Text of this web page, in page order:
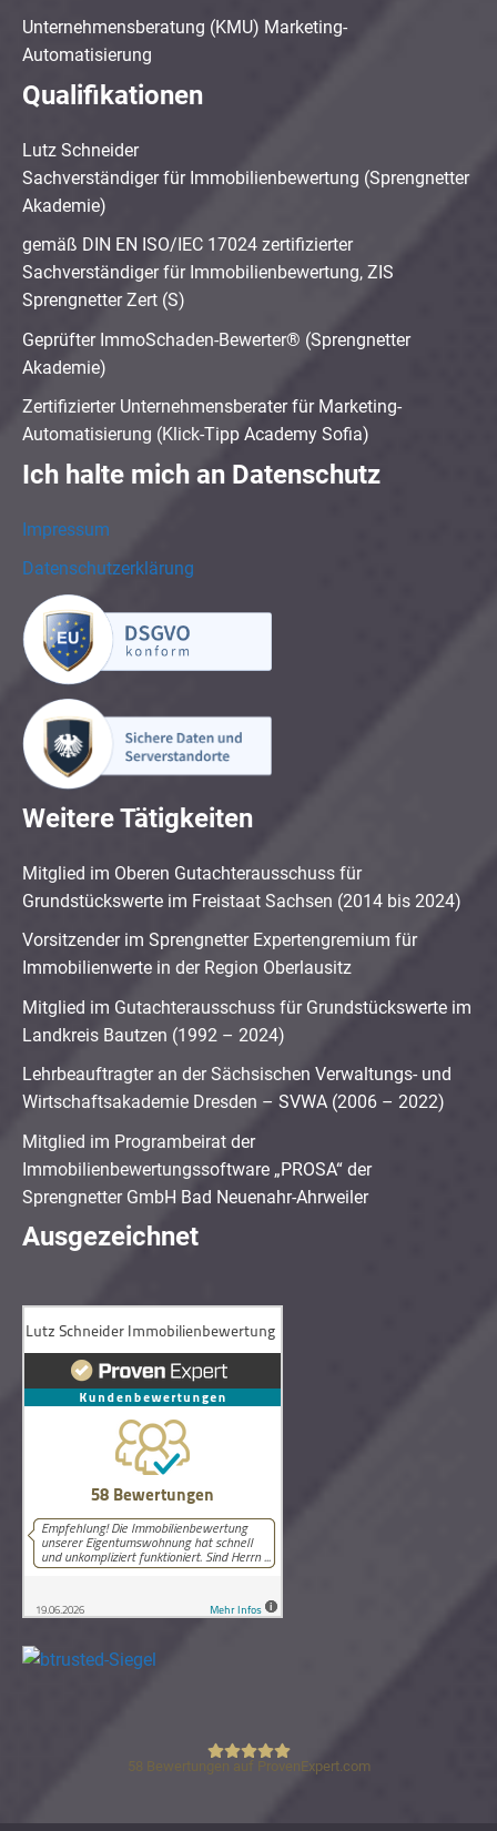
Unternehmensberatung (KMU) Marketing-
Automatisierung
Qualifikationen
Lutz Schneider
Sachverständiger für Immobilienbewertung (Sprengnetter
Akademie)
gemäß DIN EN ISO/IEC 17024 zertifizierter
Sachverständiger für Immobilienbewertung, ZIS
Sprengnetter Zert (S)
Geprüfter ImmoSchaden-Bewerter® (Sprengnetter
Akademie)
Zertifizierter Unternehmensberater für Marketing-
Automatisierung (Klick-Tipp Academy Sofia)
Ich halte mich an Datenschutz
Impressum
Datenschutzerklärung
Weitere Tätigkeiten
Mitglied im Oberen Gutachterausschuss für
Grundstückswerte im Freistaat Sachsen (2014 bis 2024)
Vorsitzender im Sprengnetter Expertengremium für
Immobilienwerte in der Region Oberlausitz
Mitglied im Gutachterausschuss für Grundstückswerte im
Landkreis Bautzen (1992 – 2024)
Lehrbeauftragter an der Sächsischen Verwaltungs- und
Wirtschaftsakademie Dresden – SVWA (2006 – 2022)
Mitglied im Programbeirat der
Immobilienbewertungssoftware „PROSA“ der
Sprengnetter GmbH Bad Neuenahr-Ahrweiler
Ausgezeichnet
Lutz Schneider Immobilienbewertung
58 Bewertungen auf ProvenExpert.com